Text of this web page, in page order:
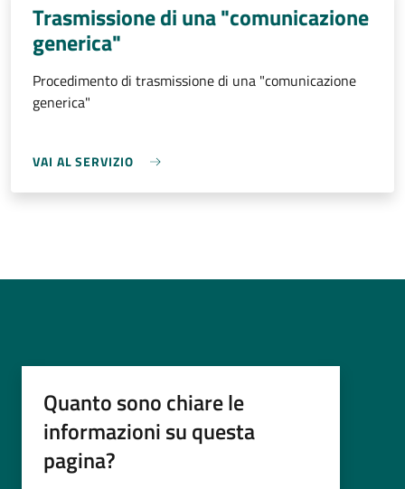
Trasmissione di una "comunicazione
generica"
Procedimento di trasmissione di una "comunicazione
generica"
VAI AL SERVIZIO
Quanto sono chiare le
informazioni su questa
pagina?